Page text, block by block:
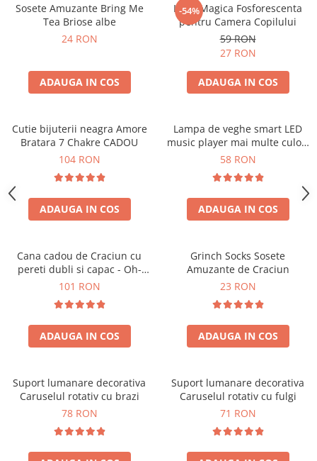
Sosete Amuzante Bring Me
Tea Briose albe
24 RON
ADAUGA IN COS
-54%
Luna Magica Fosforescenta
pentru Camera Copilului
59 RON
27 RON
ADAUGA IN COS
Cutie bijuterii neagra Amore
Bratara 7 Chakre CADOU
104 RON
ADAUGA IN COS
Lampa de veghe smart LED
music player mai multe culori
touch control handsfree
58 RON
ADAUGA IN COS
Cana cadou de Craciun cu
pereti dubli si capac - Oh-
Brad-frumos
101 RON
ADAUGA IN COS
Grinch Socks Sosete
Amuzante de Craciun
23 RON
ADAUGA IN COS
Suport lumanare decorativa
Caruselul rotativ cu brazi
78 RON
Suport lumanare decorativa
Caruselul rotativ cu fulgi
71 RON